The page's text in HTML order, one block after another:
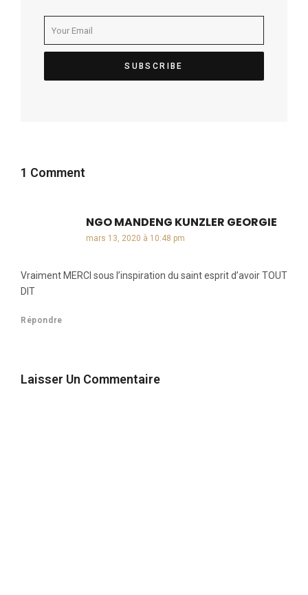
1 Comment
NGO MANDENG KUNZLER GEORGIE
mars 13, 2020 à 10:48 pm
Vraiment MERCI sous l’inspiration du saint esprit d’avoir TOUT
DIT
Répondre
Laisser Un Commentaire